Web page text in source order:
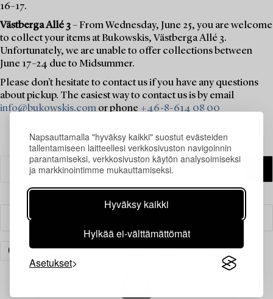
Napsauttamalla "hyväksy kaikki" suostut evästeiden
tallentamiseen laitteellesi verkkosivuston navigoinnin
parantamiseksi, verkkosivuston käytön analysoimiseksi
ja markkinointimme mukauttamiseksi.
Hyväksy kaikki
Hylkää ei-välttämättömät
Asetukset
16–17.
Västberga Allé 3– From Wednesday, June 25, you are welcome
to collect your items at Bukowskis, Västberga Allé 3.
Unfortunately, we are unable to offer collections between
June 17–24 due to Midsummer.
Please don’t hesitate to contact us if you have any questions
about pickup. The easiest way to contact us is by email
info@bukowskis.com or phone +46-8-614 08 00
KALUSTEET